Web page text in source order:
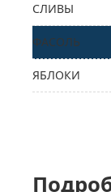
СЛИВЫ
ФАСОЛЬ
ЯБЛОКИ